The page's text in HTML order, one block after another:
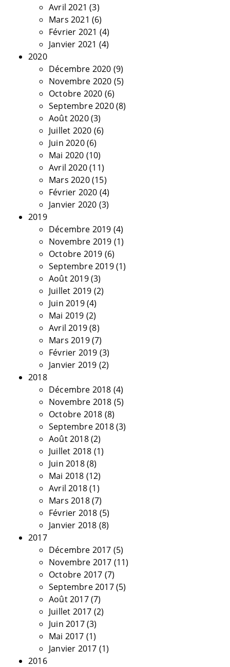
Avril 2021 (3)
Mars 2021 (6)
Février 2021 (4)
Janvier 2021 (4)
2020
Décembre 2020 (9)
Novembre 2020 (5)
Octobre 2020 (6)
Septembre 2020(8)
Août 2020(3)
Juillet 2020 (6)
Juin 2020(6)
Mai 2020 (10)
Avril 2020(11)
Mars 2020(15)
Février 2020 (4)
Janvier 2020 (3)
2019
Décembre 2019 (4)
Novembre 2019 (1)
Octobre 2019 (6)
Septembre 2019(1)
Août 2019(3)
Juillet 2019 (2)
Juin 2019(4)
Mai 2019 (2)
Avril 2019(8)
Mars 2019(7)
Février 2019 (3)
Janvier 2019 (2)
2018
Décembre 2018 (4)
Novembre 2018 (5)
Octobre 2018 (8)
Septembre 2018(3)
Août 2018(2)
Juillet 2018 (1)
Juin 2018(8)
Mai 2018 (12)
Avril 2018(1)
Mars 2018(7)
Février 2018 (5)
Janvier 2018 (8)
2017
Décembre 2017 (5)
Novembre 2017 (11)
Octobre 2017 (7)
Septembre 2017(5)
Août 2017(7)
Juillet 2017 (2)
Juin 2017(3)
Mai 2017 (1)
Janvier 2017 (1)
2016